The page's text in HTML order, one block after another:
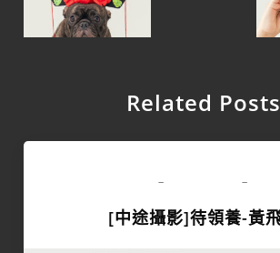
Related Posts
- -
[中途攝影]待領養-黃